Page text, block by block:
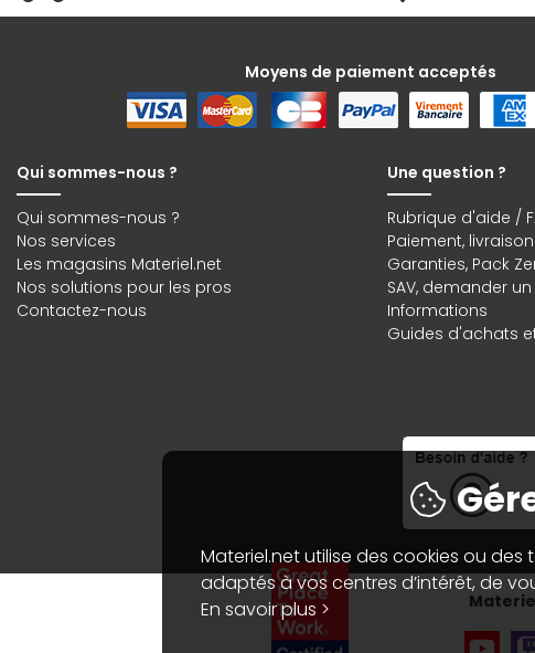
Moyens de paiement acceptés
Qui sommes-nous ?
Qui sommes-nous ?
Nos services
Les magasins Materiel.net
Nos solutions pour les pros
Contactez-nous
Une question ?
Rubrique d'aide /
Paiement, livraison
Garanties, Pack
SAV, demander
Informations
Guides d'achats
Materiel.net utilise des cookies ou
adaptés à vos centres d’intérêt, de
En savoir plus >